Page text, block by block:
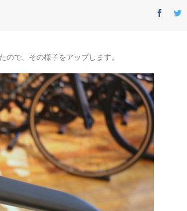
ので、その様子をアップします。